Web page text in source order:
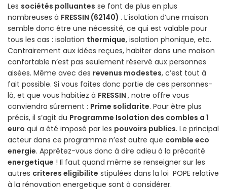
Les sociétés polluantes se font de plus en plus
nombreuses à FRESSIN (62140) . L’isolation d’une maison
semble donc être une nécessité, ce qui est valable pour
tous les cas : isolation thermique, isolation phonique, etc.
Contrairement aux idées reçues, habiter dans une maison
confortable n’est pas seulement réservé aux personnes
aisées. Même avec des revenus modestes, c’est tout à
fait possible. Si vous faites donc partie de ces personnes-
là, et que vous habitiez à FRESSIN , notre offre vous
conviendra sûrement : Prime solidarite. Pour être plus
précis, il s’agit du Programme Isolation des combles a 1
euro qui a été imposé par les pouvoirs publics. Le principal
acteur dans ce programme n’est autre que comble eco
energie. Apprêtez-vous donc à dire adieu à la précarité
energetique ! Il faut quand même se renseigner sur les
autres criteres eligibilite stipulées dans la loi POPE relative
à la rénovation energetique sont à considérer.